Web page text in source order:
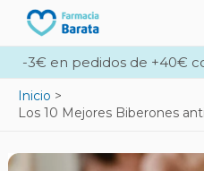
contenido
-3€ en pedidos de +40€
Inicio
Los 10 Mejores Biberones
Navegación
de
entradas